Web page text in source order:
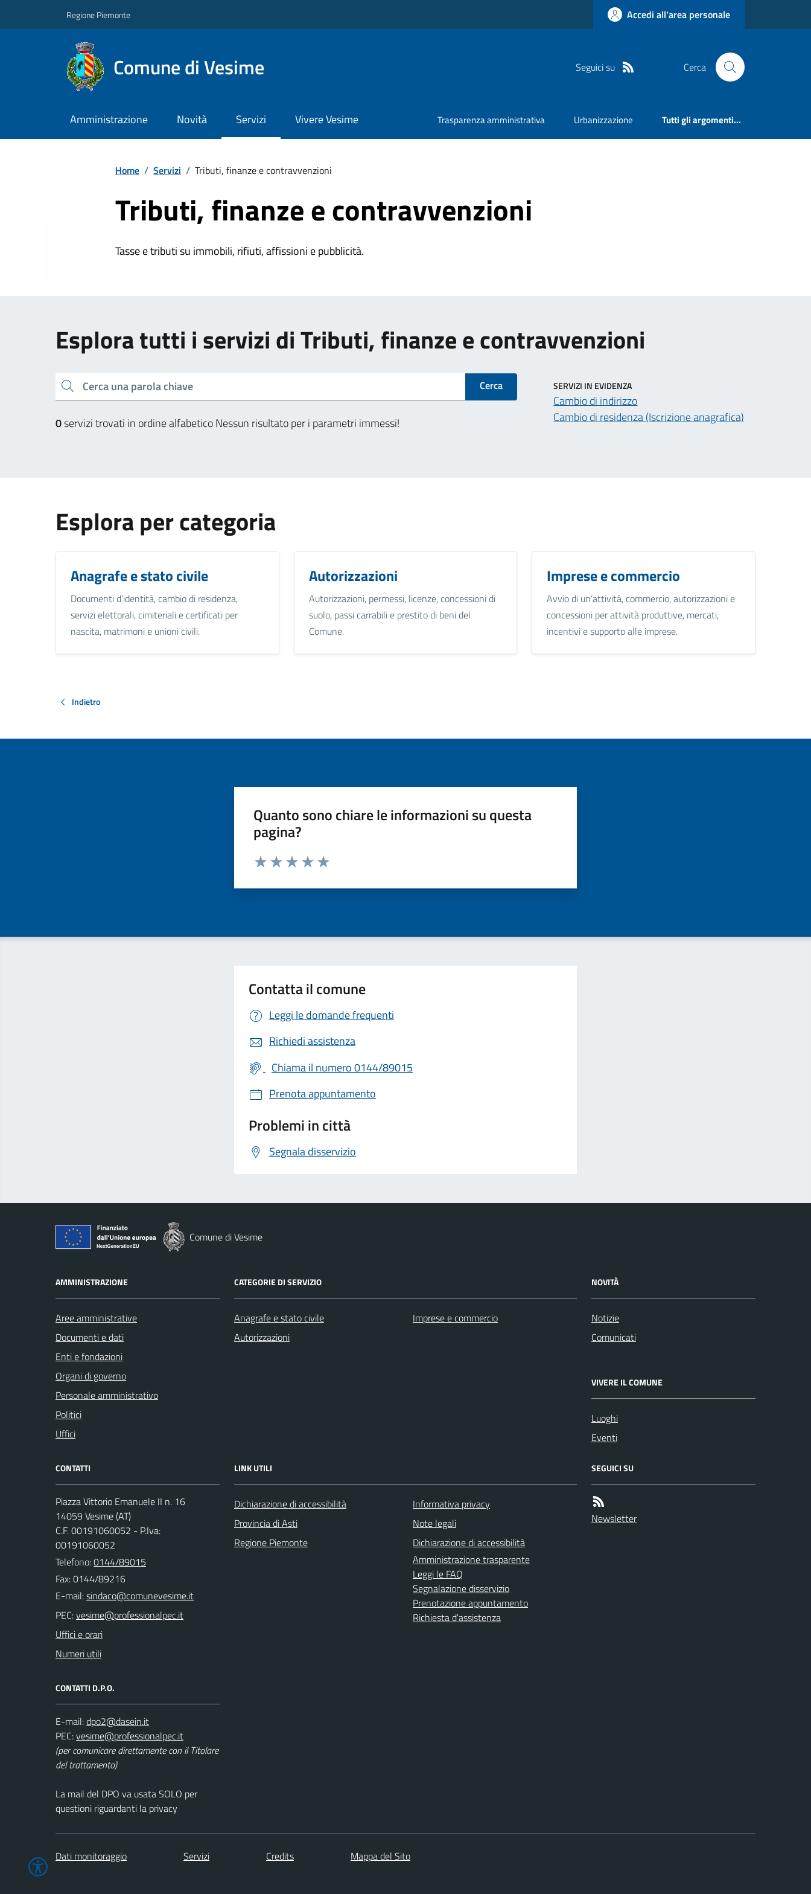
Regione Piemonte Accedi all'area personale
Comune di Vesime Seguici su Cerca
Amministrazione Novità Servizi Vivere Vesime Trasparenza amministrativa Urbanizzazione Tutti gli argomenti...
Home / Servizi / Tributi, finanze e contravvenzioni
Tributi, finanze e contravvenzioni
Tasse e tributi su immobili, rifiuti, affissioni e pubblicità.
Esplora tutti i servizi di Tributi, finanze e contravvenzioni
Cerca una parola chiave Cerca
0servizi trovati in ordine alfabeticoNessun risultato per i parametri immessi!
SERVIZI IN EVIDENZA
Cambio di indirizzo
Cambio di residenza (Iscrizione anagrafica)
Esplora per categoria
Anagrafe e stato civile
Documenti d’identità, cambio di residenza,
servizi elettorali, cimiteriali e certificati per
nascita, matrimoni e unioni civili.
Autorizzazioni
Autorizzazioni, permessi, licenze, concessioni di
suolo, passi carrabili e prestito di beni del
Comune.
Imprese e commercio
Avvio di un’attività, commercio, autorizzazioni e
concessioni per attività produttive, mercati,
incentivi e supporto alle imprese.
Indietro
Quanto sono chiare le informazioni su questa
pagina?
Valuta da 1 a 5 stelle la pagina
Contatta il comune
Leggi le domande frequenti
Richiedi assistenza
Chiama il numero 0144/89015
Prenota appuntamento
Problemi in città
Segnala disservizio
Comune di Vesime
AMMINISTRAZIONE
Aree amministrative
Documenti e dati
Enti e fondazioni
Organi di governo
Personale amministrativo
Politici
Uffici
CATEGORIE DI SERVIZIO
Anagrafe e stato civile
Autorizzazioni
Imprese e commercio
NOVITÀ
Notizie
Comunicati
VIVERE IL COMUNE
Luoghi
Eventi
CONTATTI
Piazza Vittorio Emanuele II n. 16
14059 Vesime (AT)
C.F. 00191060052 - P.Iva:
00191060052
Telefono:0144/89015
Fax: 0144/89216
E-mail:
PEC:
Uffici e orari
Numeri utili
CONTATTI D.P.O.
E-mail:
PEC:
(per comunicare direttamente con il Titolare
del trattamento)
La mail del DPO va usata SOLO per
questioni riguardanti la privacy
LINK UTILI
Dichiarazione di accessibilità
Provincia di Asti
Regione Piemonte
Informativa privacy
Note legali
Dichiarazione di accessibilità
Amministrazione trasparente
Leggi le FAQ
Segnalazione disservizio
Prenotazione appuntamento
Richiesta d'assistenza
SEGUICI SU
Newsletter
Dati monitoraggio Servizi Credits Mappa del Sito